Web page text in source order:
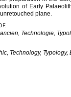
of Early
plane.
Technologie,
Technology,